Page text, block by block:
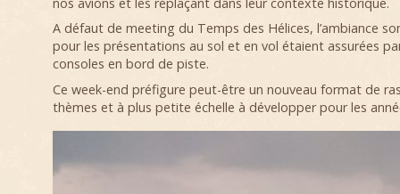
A défaut de meeting du Temps des Hélices, l’ambiance
pour les présentations au sol et en vol étaient assurées
consoles en bord de piste.
Ce week-end préfigure peut-être un nouveau format de
thèmes et à plus petite échelle à développer pour les